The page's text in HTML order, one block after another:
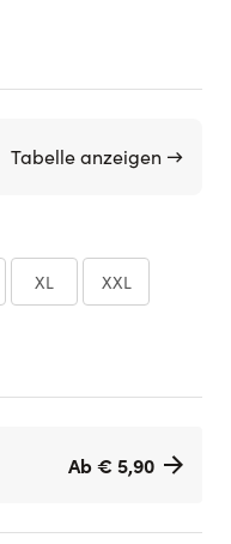
Tabelle anzeigen →
XL XXL
Ab € 5,90